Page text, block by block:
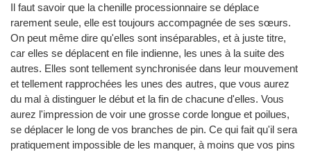
Il faut savoir que la chenille processionnaire se déplace
rarement seule, elle est toujours accompagnée de ses sœurs.
On peut même dire qu'elles sont inséparables, et à juste titre,
car elles se déplacent en file indienne, les unes à la suite des
autres. Elles sont tellement synchronisée dans leur mouvement
et tellement rapprochées les unes des autres, que vous aurez
du mal à distinguer le début et la fin de chacune d'elles. Vous
aurez l'impression de voir une grosse corde longue et poilues,
se déplacer le long de vos branches de pin. Ce qui fait qu'il sera
pratiquement impossible de les manquer, à moins que vos pins